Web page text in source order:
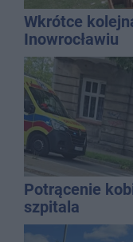
Wkrótce
Inowrocławiu
Potrącenie
szpitala